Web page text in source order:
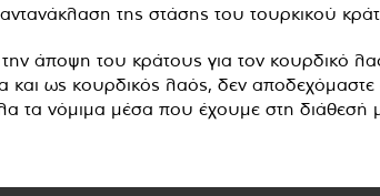
της στάσης του τουρκικού
άποψη του κράτους για τον κουρδικό
και ως κουρδικός λαός, δεν
τα νόμιμα μέσα που έχουμε στη διάθεσή